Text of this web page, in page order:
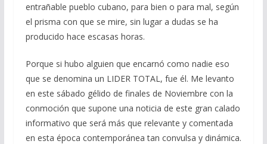
entrañable pueblo cubano, para bien o para mal, según
el prisma con que se mire, sin lugar a dudas se ha
producido hace escasas horas.
Porque si hubo alguien que encarnó como nadie eso
que se denomina un LIDER TOTAL, fue él. Me levanto
en este sábado gélido de finales de Noviembre con la
conmoción que supone una noticia de este gran calado
informativo que será más que relevante y comentada
en esta época contemporánea tan convulsa y dinámica.